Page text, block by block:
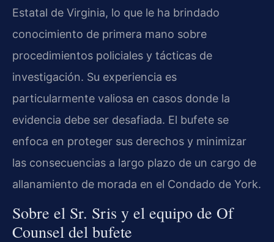
Estatal de Virginia, lo que le ha brindado
conocimiento de primera mano sobre
procedimientos policiales y tácticas de
investigación. Su experiencia es
particularmente valiosa en casos donde la
evidencia debe ser desafiada. El bufete se
enfoca en proteger sus derechos y minimizar
las consecuencias a largo plazo de un cargo de
allanamiento de morada en el Condado de York.
Sobre el Sr. Sris y el equipo de Of
Counsel del bufete